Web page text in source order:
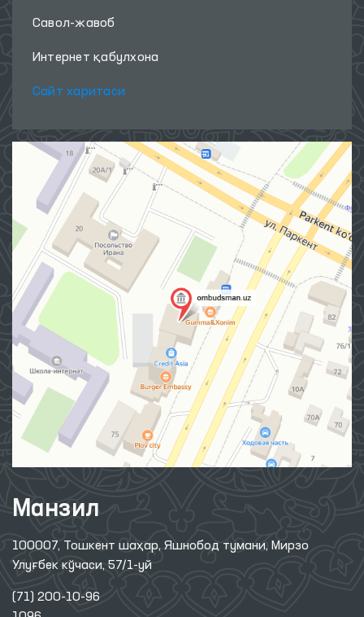
Савол-жавоб
Интернет қабулхона
Сайт харитаси
Манзил
100007, Тошкент шаҳар, Яшнобод тумани, Мирзо
Улуғбек кўчаси, 57/1-уй
(71) 200-10-96